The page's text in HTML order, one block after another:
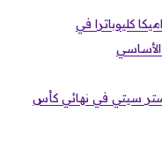
كليوباترا في
سيتي في نهائي كأس